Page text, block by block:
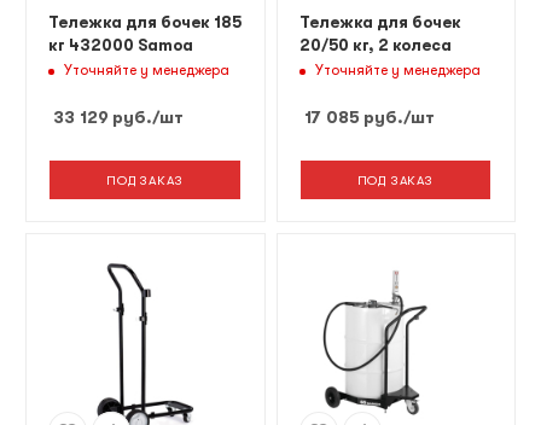
Тележка для бочек 185
кг 432000 Samoa
Уточняйте у менеджера
33 129 руб./шт
ПОД ЗАКАЗ
Тележка для бочек
20/50 кг, 2 колеса
Уточняйте у менеджера
17 085 руб./шт
ПОД ЗАКАЗ